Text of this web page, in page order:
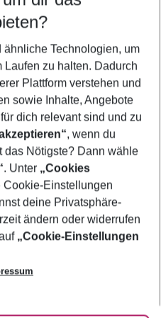
Technologien, um
Laufen zu halten. Dadurch
Plattform verstehen und
sowie Inhalte, Angebote
dich relevant sind und zu
, wenn du
das Nötigste? Dann wähle
. Unter „Cookies
Cookie-Einstellungen
deine Privatsphäre-
ändern oder widerrufen
„Cookie-Einstellungen